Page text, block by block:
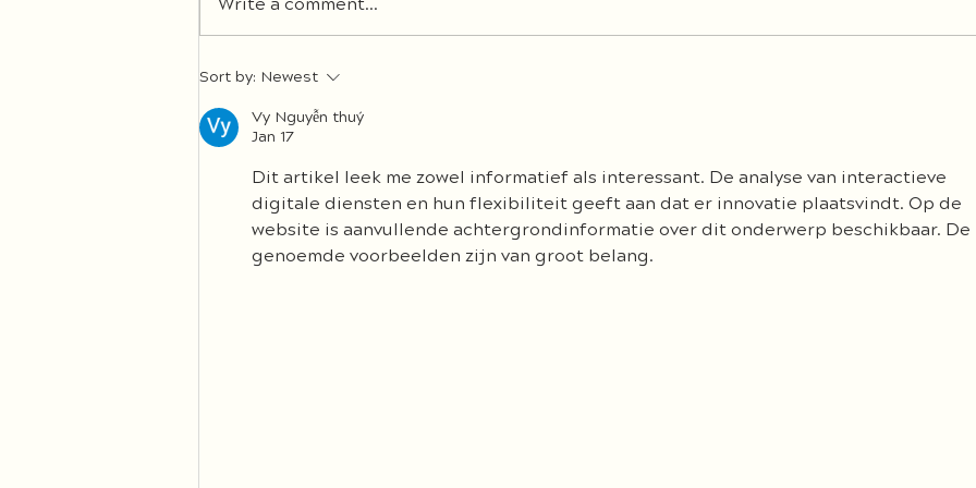
Ein Rohkost- Seminar der
Write a comment...
Sort by: Newest
Vy Nguyễn thuý
Jan 17
Dit artikel leek me zowel informatief als interessant. De analyse van interactieve
digitale diensten en hun flexibiliteit geeft aan dat er innovatie plaatsvindt. Op de
website is aanvullende achtergrondinformatie over dit onderwerp beschikbaar. De
genoemde voorbeelden zijn van groot belang.